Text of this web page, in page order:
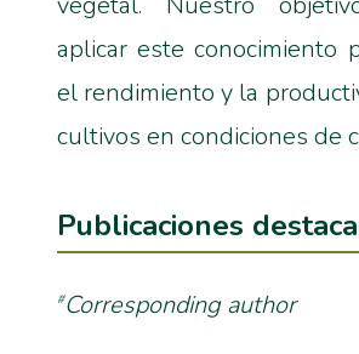
aplicar este conocimiento
el rendimiento y la
cultivos en condiciones de
Publicaciones
#Corresponding author